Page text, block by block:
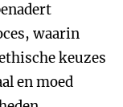
waarin
keuzes
en moed